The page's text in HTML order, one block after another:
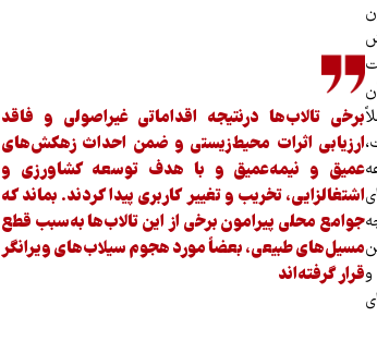
برخی تالاب‌ها درنتیجه اقداماتی غیراصولی و فاقد
ارزیابی اثرات محیط‌زیستی و ضمن احداث زهکش‌های
عمیق و نیمه‌عمیق و با هدف توسعه کشاورزی و
اشتغالزایی، تخریب و تغییر کاربری پیدا کردند. بماند که
جوامع محلی پیرامون برخی از این تالاب‌ها به‌سبب قطع
مسیل‌های طبیعی، بعضاً مورد هجوم سیلاب‌های ویرانگر
قرار گرفته‌اند
زهکش